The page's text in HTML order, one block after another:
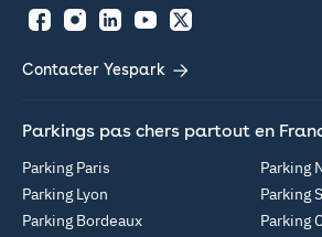
FacebookInstagramLinkedInYouTubeTwitter
Contacter Yespark
Parkings pas chers partout en
Parking Paris
Parking Lyon
Parking Bordeaux
Parking
Parking
Parking